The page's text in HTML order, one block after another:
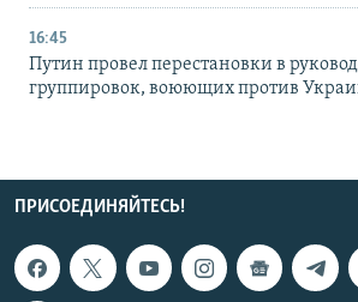
16:45
Путин провел перестановки в
группировок, воюющих против
ПРИСОЕДИНЯЙТЕСЬ!